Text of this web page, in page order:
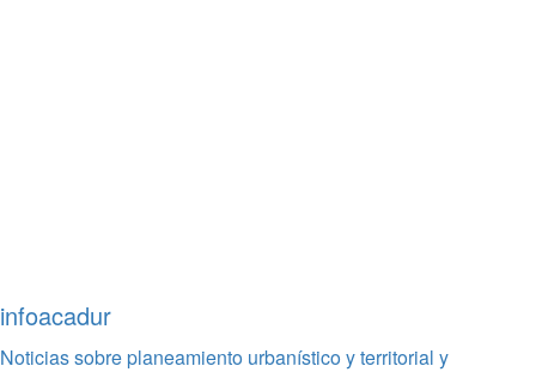
infoacadur
Noticias sobre planeamiento urbanístico y territorial y